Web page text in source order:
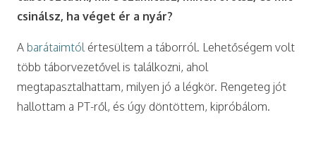
csinálsz, ha véget ér a nyár?
A barátaimtól értesültem a táborról. Lehetőségem volt
több táborvezetővel is találkozni, ahol
megtapasztalhattam, milyen jó a légkör. Rengeteg jót
hallottam a PT-ről, és úgy döntöttem, kipróbálom.